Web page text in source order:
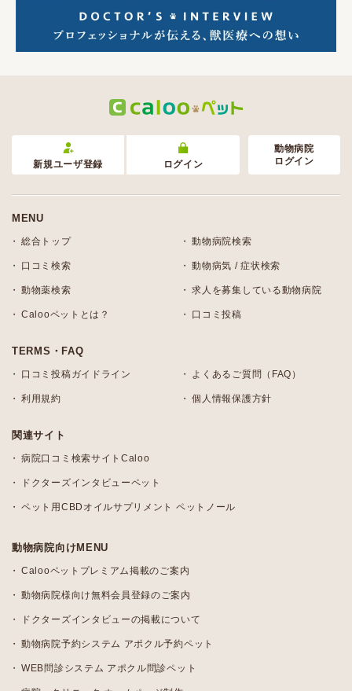
新規ユーザ登録 ログイン
動物病院
ログイン
MENU
総合トップ 動物病院検索
口コミ検索 動物病気 / 症状検索
動物薬検索 求人を募集している動物病院
Calooペットとは？ 口コミ投稿
TERMS・FAQ
口コミ投稿ガイドライン よくあるご質問（FAQ）
利用規約 個人情報保護方針
関連サイト
病院口コミ検索サイトCaloo
ドクターズインタビューペット
ペット用CBDオイルサプリメント ペットノール
動物病院向けMENU
Calooペットプレミアム掲載のご案内
動物病院様向け無料会員登録のご案内
ドクターズインタビューの掲載について
動物病院予約システム アポクル予約ペット
WEB問診システム アポクル問診ペット